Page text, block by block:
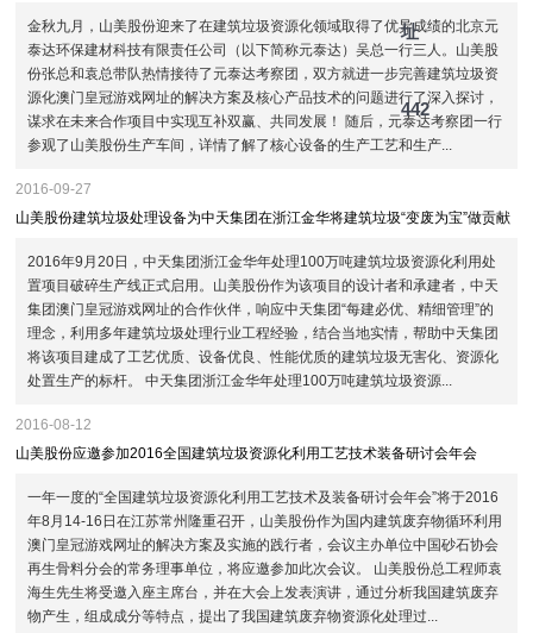
址
442
金秋九月，山美股份迎来了在建筑垃圾资源化领域取得了优异成绩的北京元
泰达环保建材科技有限责任公司（以下简称元泰达）吴总一行三人。山美股
份张总和袁总带队热情接待了元泰达考察团，双方就进一步完善建筑垃圾资
源化澳门皇冠游戏网址的解决方案及核心产品技术的问题进行了深入探讨，
谋求在未来合作项目中实现互补双赢、共同发展！ 随后，元泰达考察团一行
参观了山美股份生产车间，详情了解了核心设备的生产工艺和生产...
2016-09-27
山美股份建筑垃圾处理设备为中天集团在浙江金华将建筑垃圾“变废为宝”做贡献
2016年9月20日，中天集团浙江金华年处理100万吨建筑垃圾资源化利用处
置项目破碎生产线正式启用。山美股份作为该项目的设计者和承建者，中天
集团澳门皇冠游戏网址的合作伙伴，响应中天集团“每建必优、精细管理”的
理念，利用多年建筑垃圾处理行业工程经验，结合当地实情，帮助中天集团
将该项目建成了工艺优质、设备优良、性能优质的建筑垃圾无害化、资源化
处置生产的标杆。 中天集团浙江金华年处理100万吨建筑垃圾资源...
2016-08-12
山美股份应邀参加2016全国建筑垃圾资源化利用工艺技术装备研讨会年会
一年一度的“全国建筑垃圾资源化利用工艺技术及装备研讨会年会”将于2016
年8月14-16日在江苏常州隆重召开，山美股份作为国内建筑废弃物循环利用
澳门皇冠游戏网址的解决方案及实施的践行者，会议主办单位中国砂石协会
再生骨料分会的常务理事单位，将应邀参加此次会议。 山美股份总工程师袁
海生先生将受邀入座主席台，并在大会上发表演讲，通过分析我国建筑废弃
物产生，组成成分等特点，提出了我国建筑废弃物资源化处理过...